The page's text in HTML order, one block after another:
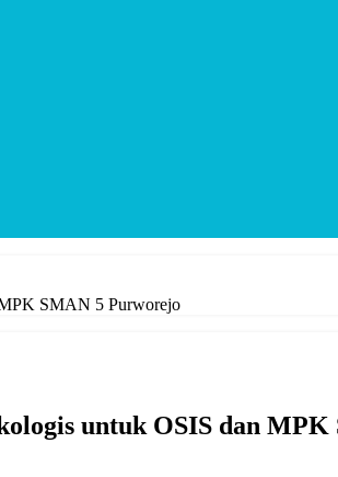
SMAN 5 Purworejo
untuk OSIS dan